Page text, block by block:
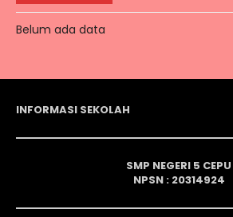
Belum ada data
INFORMASI SEKOLAH
SMP NEGERI 5 CEPU
NPSN : 20314924